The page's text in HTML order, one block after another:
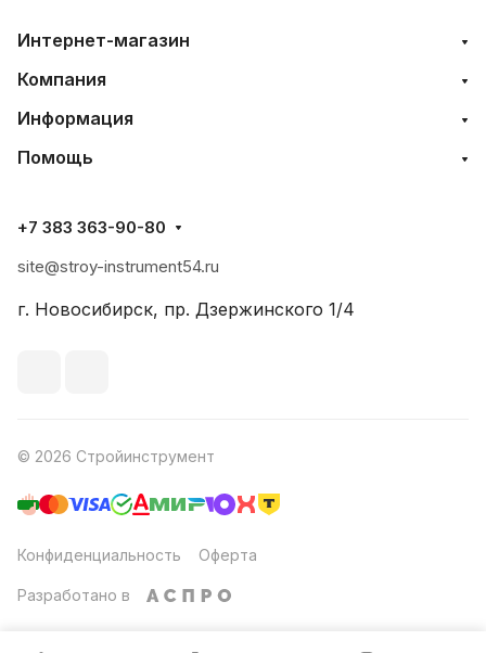
Интернет-магазин
Компания
Информация
Помощь
+7 383 363-90-80
site@stroy-instrument54.ru
г. Новосибирск, пр. Дзержинского 1/4
© 2026 Стройинструмент
Конфиденциальность Оферта
Разработано в